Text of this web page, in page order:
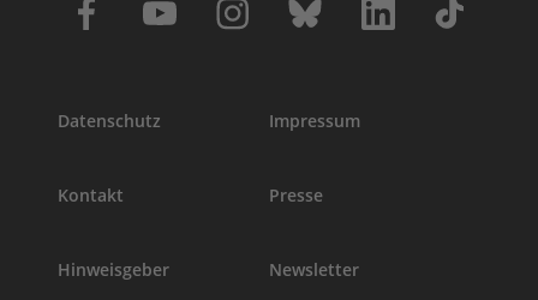
Datenschutz Impressum
Kontakt Presse
Hinweisgeber Newsletter